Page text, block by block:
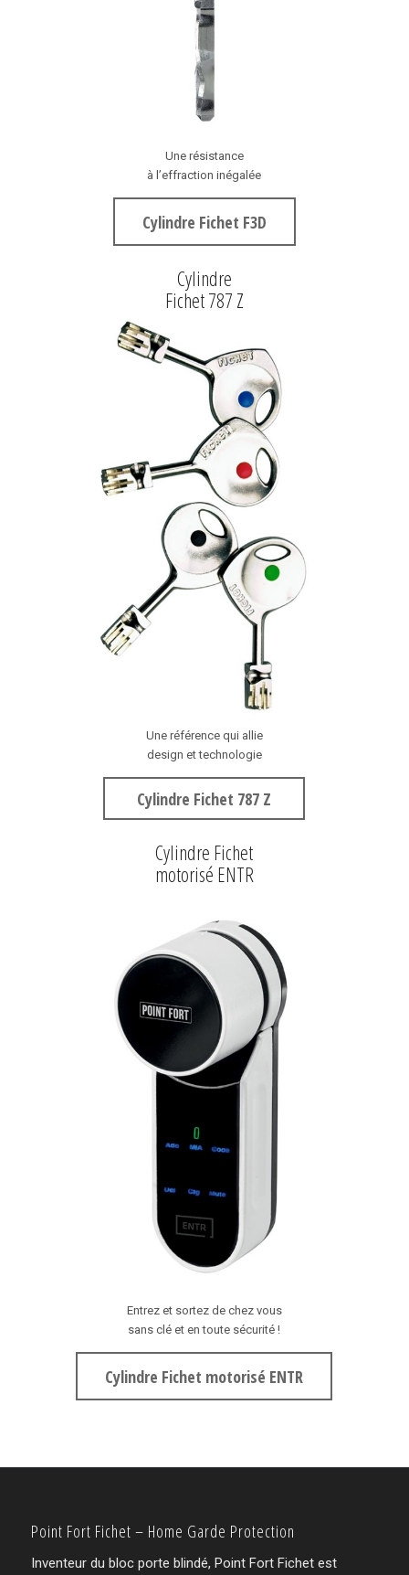
Une résistance
à l’effraction inégalée
Cylindre Fichet F3D
Cylindre
Fichet 787 Z
Une référence qui allie
design et technologie
Cylindre Fichet 787 Z
Cylindre Fichet
motorisé ENTR
Entrez et sortez de chez vous
sans clé et en toute sécurité !
Cylindre Fichet motorisé ENTR
Point Fort Fichet – Home Garde Protection
Inventeur du bloc porte blindé, Point Fort Fichet est